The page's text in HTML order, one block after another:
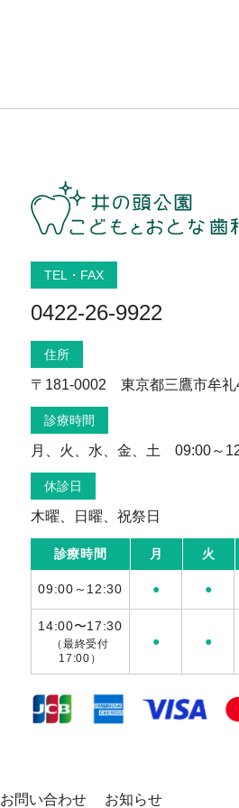
TEL・FAX
0422-26-9922
住所
〒181-0002 東京都三鷹市牟礼
診療時間
月、火、水、金、土 09:00～
休診日
木曜、日曜、祝祭日
診療時間 月 火
09:00～12:30 ● ●
14:00〜17:30
（最終受付
17:00）
● ●
お問い合わせ お知らせ